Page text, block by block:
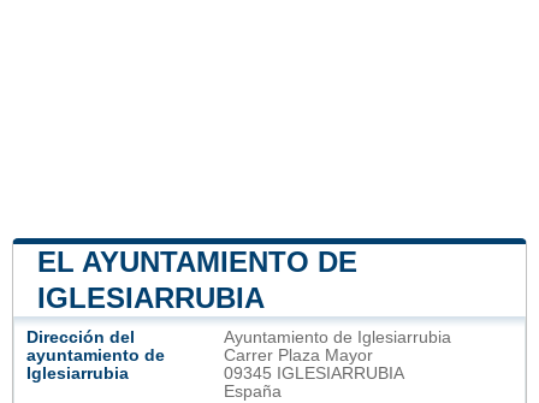
EL AYUNTAMIENTO DE
IGLESIARRUBIA
Dirección del
ayuntamiento de
Iglesiarrubia
Ayuntamiento de Iglesiarrubia
Carrer Plaza Mayor
09345 IGLESIARRUBIA
España